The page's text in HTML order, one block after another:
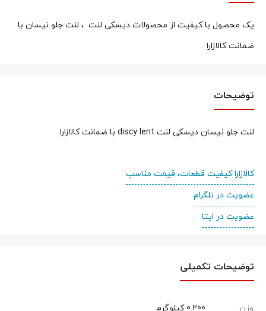
یک محصول با کیفیت از محصولات دیسکی لنت ، لنت جلو نیسان با
ضمانت کالازارا
توضیحات
لنت جلو نیسان دیسکی لنت discy lent با ضمانت کالازارا
کالازارا کیفیت قطعات، قیمت مناسب
عضویت در تلگرام
عضویت در ایتا
توضیحات تکمیلی
وزن 0.200 کیلوگرم